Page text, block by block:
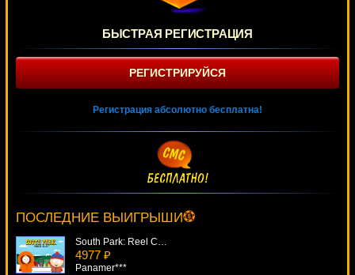
БЫСТРАЯ РЕГИСТРАЦИЯ
РЕГИСТРИРУЙСЯ
Регистрация абсолютно бесплатна!
ПОСЛЕДНИЕ ВЫИГРЫШИ
kat***
South Park: Reel Chaos
4977 ₽
Panamer***